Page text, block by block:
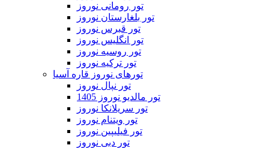
تور رومانی نوروز
تور بلغارستان نوروز
تور قبرس نوروز
تور انگلیس نوروز
تور روسیه نوروز
تور ترکیه نوروز
تورهای نوروز قاره آسیا
تور نپال نوروز
تور مالدیو نوروز 1405
تور سریلانکا نوروز
تور ویتنام نوروز
تور فیلیپین نوروز
تور دبی نوروز